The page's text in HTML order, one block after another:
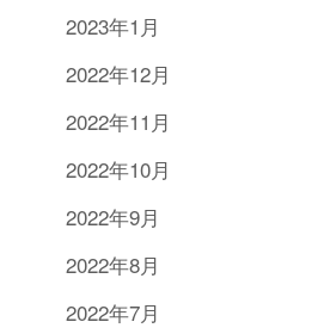
2023年1月
2022年12月
2022年11月
2022年10月
2022年9月
2022年8月
2022年7月